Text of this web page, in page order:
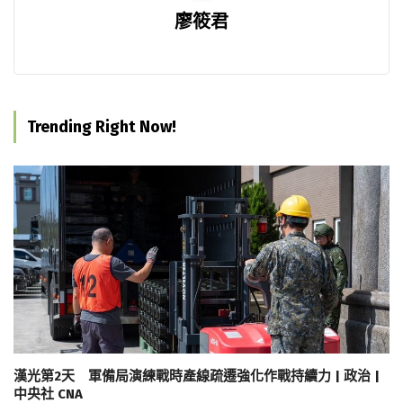
廖筱君
Trending Right Now!
漢光第2天 軍備局演練戰時產線疏遷強化作戰持續力 | 政治 |
中央社 CNA